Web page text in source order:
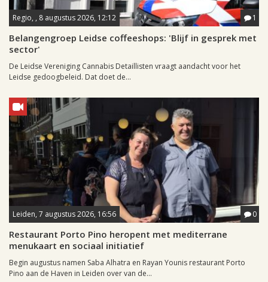
Regio, , 8 augustus 2026, 12:12 1
Belangengroep Leidse coffeeshops: 'Blijf in gesprek met
sector'
De Leidse Vereniging Cannabis Detaillisten vraagt aandacht voor het
Leidse gedoogbeleid. Dat doet de...
Leiden, 7 augustus 2026, 16:56 0
Restaurant Porto Pino heropent met mediterrane
menukaart en sociaal initiatief
Begin augustus namen Saba Alhatra en Rayan Younis restaurant Porto
Pino aan de Haven in Leiden over van de...